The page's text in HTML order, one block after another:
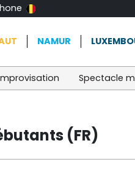
NAMUR
Spectacle
(FR)